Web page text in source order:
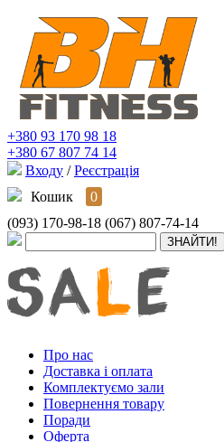
+380 93 170 98 18
+380 67 807 74 14
Входу / Реєстрація
Кошик
0
(093) 170-98-18 (067) 807-74-14
Про нас
Доставка і оплата
Комплектуємо зали
Повернення товару
Поради
Оферта